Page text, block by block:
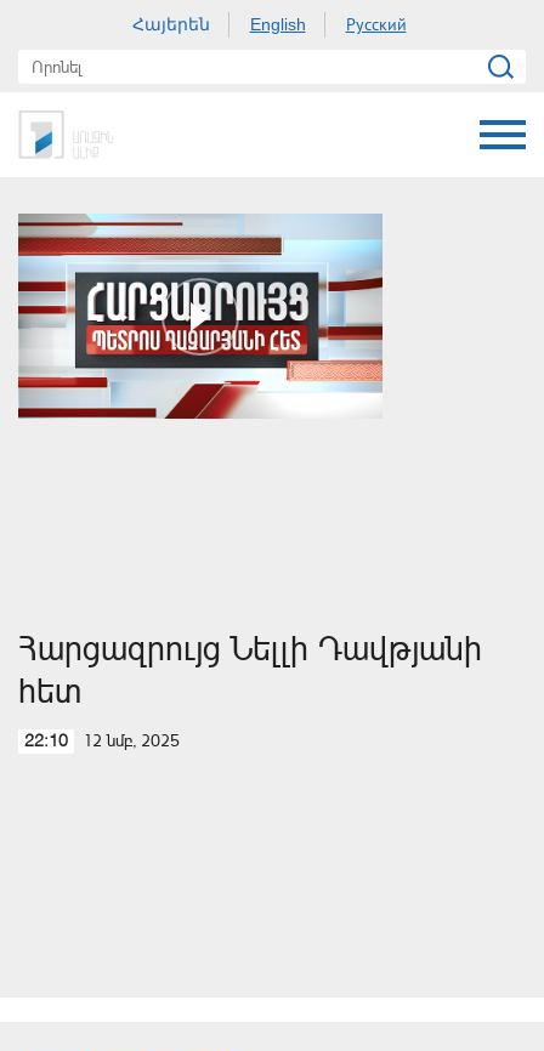
Հայերեն English Русский
Հարցազրույց Նելլի Դավթյանի
հետ
22:10 12 նմբ, 2025